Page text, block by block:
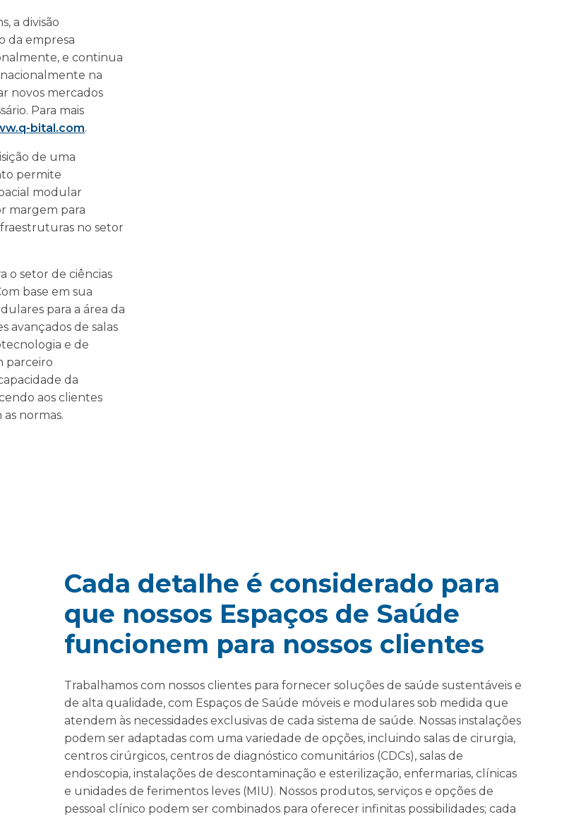
a divisão
da empresa
e continua
na
novos mercados
Para mais
bital.com.
de uma
permite
modular
margem para
no setor
o setor de ciências
base em sua
para a área da
avançados de salas
e de
parceiro
da
aos clientes
normas.
Cada detalhe é considerado para
que nossos Espaços de Saúde
funcionem para nossos clientes
Trabalhamos com nossos clientes para fornecer soluções de saúde sustentáveis e
de alta qualidade, com Espaços de Saúde móveis e modulares sob medida que
atendem às necessidades exclusivas de cada sistema de saúde. Nossas instalações
podem ser adaptadas com uma variedade de opções, incluindo salas de cirurgia,
centros cirúrgicos, centros de diagnóstico comunitários (CDCs), salas de
endoscopia, instalações de descontaminação e esterilização, enfermarias, clínicas
e unidades de ferimentos leves (MIU). Nossos produtos, serviços e opções de
pessoal clínico podem ser combinados para oferecer infinitas possibilidades; cada